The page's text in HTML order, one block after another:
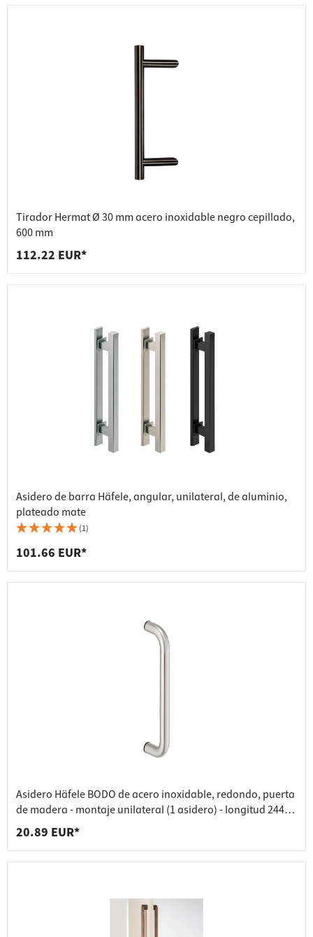
Tirador Hermat Ø 30 mm acero inoxidable negro cepillado,
600 mm
112.22 EUR*
Asidero de barra Häfele, angular, unilateral, de aluminio,
plateado mate
(1)
101.66 EUR*
Asidero Häfele BODO de acero inoxidable, redondo, puerta
de madera - montaje unilateral (1 asidero) - longitud 244
mm - distancia de taladrado 225 mm
20.89 EUR*